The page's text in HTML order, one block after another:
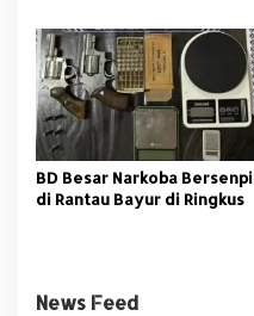
BD Besar Narkoba Bersenpi
di Rantau Bayur di Ringkus
News Feed